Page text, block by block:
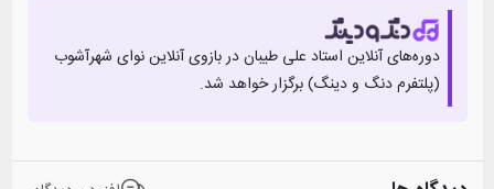
دوره‌های آنلاین استاد علی طیباندر بازوی آنلاین‌ نوای شهرآشوب
(پلتفرم دنگ و دینگ) برگزار خواهد شد.